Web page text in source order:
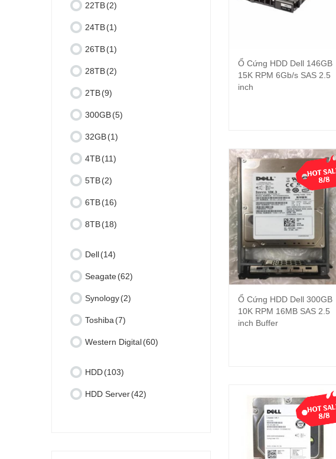
Đọc tiếp
Ổ Cứng HDD Dell 146GB
15K RPM 6Gb/s SAS 2.5
inch
Đọc tiếp
Ổ Cứng HDD Dell 300GB
10K RPM 16MB SAS 2.5
inch Buffer
22TB(2)
24TB(1)
26TB(1)
28TB(2)
2TB(9)
300GB(5)
32GB(1)
4TB(11)
5TB(2)
6TB(16)
8TB(18)
Dell(14)
Seagate(62)
Synology(2)
Toshiba (7)
Western Digital(60)
HDD(103)
HDD Server(42)